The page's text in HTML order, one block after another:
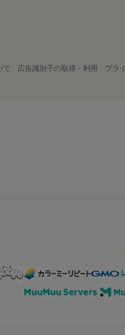
て 広告識別子の取得・利用 プラ